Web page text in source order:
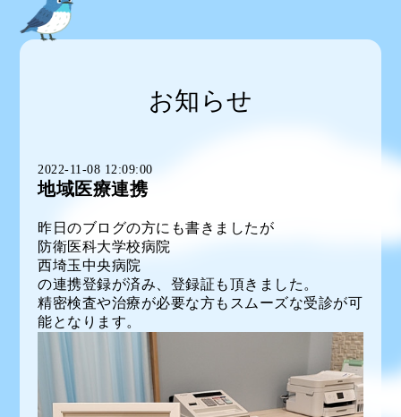
お知らせ
2022-11-08 12:09:00
地域医療連携
昨日のブログの方にも書きましたが
防衛医科大学校病院
西埼玉中央病院
の連携登録が済み、登録証も頂きました。
精密検査や治療が必要な方もスムーズな受診が可
能となります。